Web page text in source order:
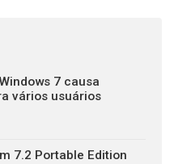
7 causa
vários usuários
7.2 Portable Edition